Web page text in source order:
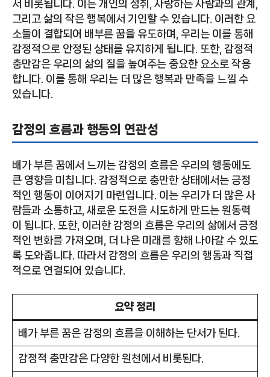
서 비롯됩니다. 이는 개인의 성취, 사랑하는 사람과의 관계,
그리고 삶의 작은 행복에서 기인할 수 있습니다. 이러한 요
소들이 결합되어 배부른 꿈을 유도하며, 우리는 이를 통해
감정적으로 안정된 상태를 유지하게 됩니다. 또한, 감정적
충만감은 우리의 삶의 질을 높여주는 중요한 요소로 작용
합니다. 이를 통해 우리는 더 많은 행복과 만족을 느낄 수
있습니다.
감정의 흐름과 행동의 연관성
배가 부른 꿈에서 느끼는 감정의 흐름은 우리의 행동에도
큰 영향을 미칩니다. 감정적으로 충만한 상태에서는 긍정
적인 행동이 이어지기 마련입니다. 이는 우리가 더 많은 사
람들과 소통하고, 새로운 도전을 시도하게 만드는 원동력
이 됩니다. 또한, 이러한 감정의 흐름은 우리의 삶에서 긍정
적인 변화를 가져오며, 더 나은 미래를 향해 나아갈 수 있도
록 도와줍니다. 따라서 감정의 흐름은 우리의 행동과 직접
적으로 연결되어 있습니다.
요약 정리
배가 부른 꿈은 감정의 흐름을 이해하는 단서가 된다.
감정적 충만감은 다양한 원천에서 비롯된다.